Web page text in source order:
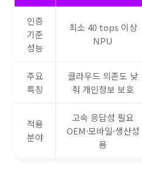
인증
기준
성능
최소 40 tops 이상
NPU
주요
특징
클라우드 의존도 낮
춰 개인정보 보호
적용
분야
고속 응답성 필요
OEM·모바일·생산성
용